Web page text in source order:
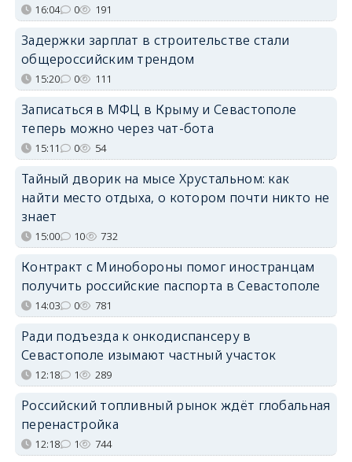
16:04 0 191
Задержки зарплат в строительстве стали
общероссийским трендом
15:20 0 111
Записаться в МФЦ в Крыму и Севастополе
теперь можно через чат-бота
15:11 0 54
Тайный дворик на мысе Хрустальном: как
найти место отдыха, о котором почти никто не
знает
15:00 10 732
Контракт с Минобороны помог иностранцам
получить российские паспорта в Севастополе
14:03 0 781
Ради подъезда к онкодиспансеру в
Севастополе изымают частный участок
12:18 1 289
Российский топливный рынок ждёт глобальная
перенастройка
12:18 1 744